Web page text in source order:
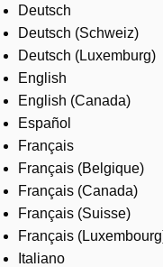
About us
Where to buy
Contact us
Careers
Deutsch
Deutsch (Schweiz)
Deutsch (Luxemburg)
English
English (Canada)
Español
Français
Français (Belgique)
Français (Canada)
Français (Suisse)
Français
Italiano